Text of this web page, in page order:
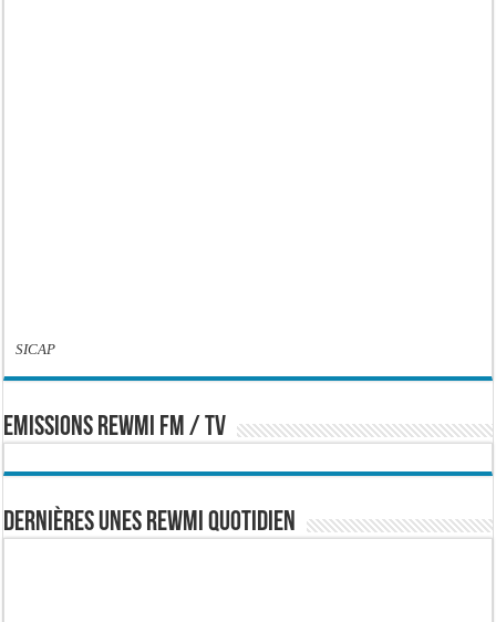
SICAP
EMISSIONS REWMI FM / TV
Dernières Unes Rewmi Quotidien